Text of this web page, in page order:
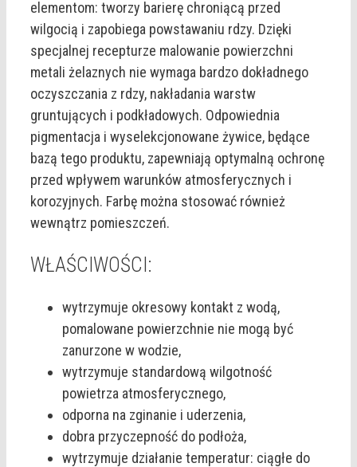
elementom: tworzy barierę chroniącą przed
wilgocią i zapobiega powstawaniu rdzy. Dzięki
specjalnej recepturze malowanie powierzchni
metali żelaznych nie wymaga bardzo dokładnego
oczyszczania z rdzy, nakładania warstw
gruntujących i podkładowych. Odpowiednia
pigmentacja i wyselekcjonowane żywice, będące
bazą tego produktu, zapewniają optymalną ochronę
przed wpływem warunków atmosferycznych i
korozyjnych. Farbę można stosować również
wewnątrz pomieszczeń.
WŁAŚCIWOŚCI:
wytrzymuje okresowy kontakt z wodą,
pomalowane powierzchnie nie mogą być
zanurzone w wodzie,
wytrzymuje standardową wilgotność
powietrza atmosferycznego,
odporna na zginanie i uderzenia,
dobra przyczepność do podłoża,
wytrzymuje działanie temperatur: ciągłe do